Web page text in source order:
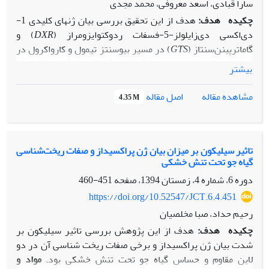
بگذارند.
چکیده هدف:
هدف از این تحقیق بررسی بیان ژن‏های کلیدی 1-
دی‌اکسی دی‌زایلولز-5-فسفات ردوکتوایزومراز (
DXR) و
گاماترپینن‌سنتاز (GTS) در مسیر بیوسنتز تیمول و کارواکرول در
گیاه مرزه تابستانه (
مهم متعلق به خانواده نعناعیان و از منابع مهم ترکیبات فوق بود.
مواد و روشها:
تیمار گیاهان با اسیدسالیسیلیک، متیل جاسمونات
استخراج شد و سپس cDNA سنتز شد. آغازگر‏ها جهت جداسازی
به‏روش RT-PCR نیمه کمی بررسی شد.
نتایج:قطعاتی از ژن‏هایGTS
بیان ژن در سطح رونوشت نشان داد که هر دو ژن
بافت‏های مختلف (ریشه، ساقه، برگ و گل آذین) دارای بیان‏های
متفاوتی هستند و در بافت‏های هوایی به‏ویژه گل آذین و برگ دارای
بیان بیشتری می‏باشند. همچنین بیان این ژن‏ها تحت تاثیر
الیسیتورهای غیر زیستی شامل اسید سالیسیلیک‏، متیل
جاسمونات و اشعه UV-B تغییرات چشم‏گیری نشان می‏دهد.
نتیجه گیری:تحت شرایط کنترل شده با به‏کارگیری الیسیتورهای
بیشتر
مشاهده مقاله
اصل مقاله 4.35 M
تاثیر سیلیکون بر میزان بیان ژن پراکسیداز و صفات ریخت‌شناسی
گیاه جو تحت تنش خشکی
دوره 6، شماره 4، زمستان 1394، صفحه
451-460
https://doi.org/10.52547/JCT.6.4.451
رحیم حداد، صبا مخلصیان
چکیده هدف: هدف از این پژوهش بررسی تاثیر سیلیکون بر
شدت بیان ژن پراکسیداز و برخی صفات ریخت‌ شناسی آن در دو
لاین مقاوم و حساس گیاه جو تحت تنش خشکی بود.مواد و